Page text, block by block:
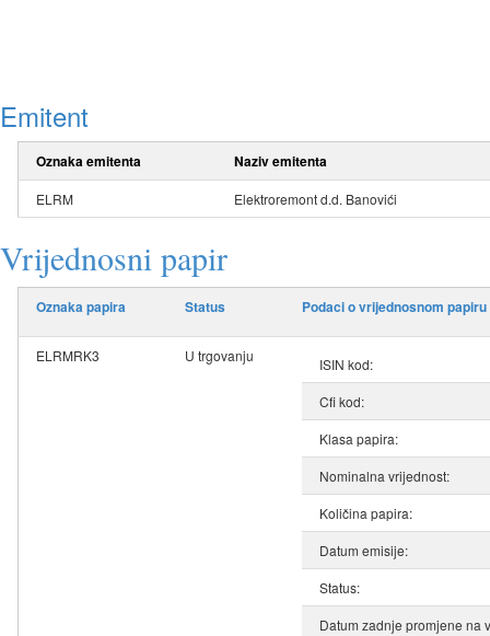
Emitent
Oznaka emitenta Naziv emitenta
ELRM Elektroremont d.d. Banovići
Vrijednosni papir
Oznaka papira Status Podaci o vrijednosnom papiru
ELRMRK3 U trgovanju
ISIN kod:
Cfi kod:
Klasa papira:
Nominalna vrijednost:
Količina papira:
Datum emisije:
Status:
Datum zadnje promjene na